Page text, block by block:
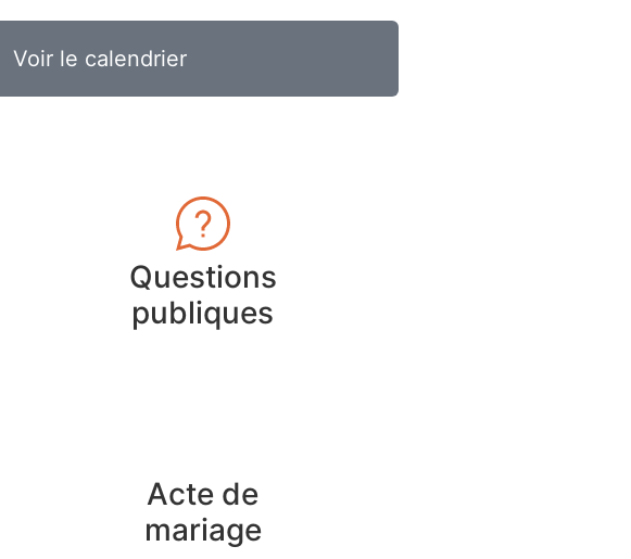
Voir le calendrier
Questions
publiques
Acte de
mariage